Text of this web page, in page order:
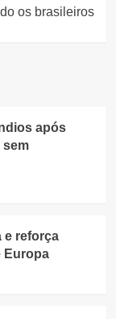
os brasileiros
após
sem
e reforça
Europa